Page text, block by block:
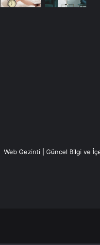
Web Gezinti | Güncel Bilgi ve